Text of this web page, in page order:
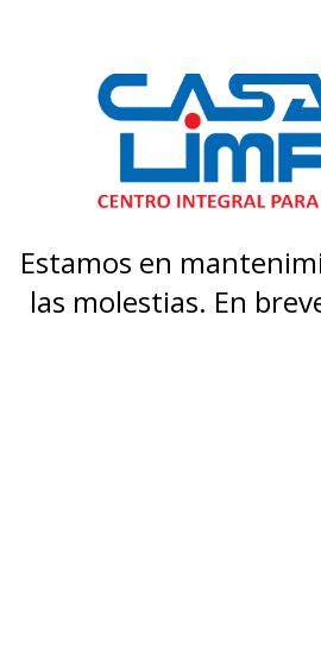
Estamos en
las molestias. En